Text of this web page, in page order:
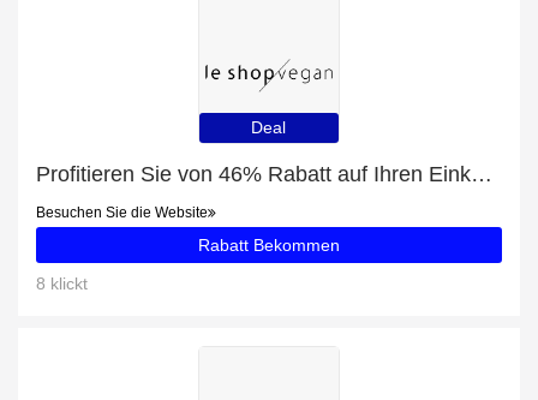
Deal
Profitieren Sie von 46% Rabatt auf Ihren Einkauf und erhalten Sie ein kostenloses Geschenk
Besuchen Sie die Website
Rabatt Bekommen
8 klickt